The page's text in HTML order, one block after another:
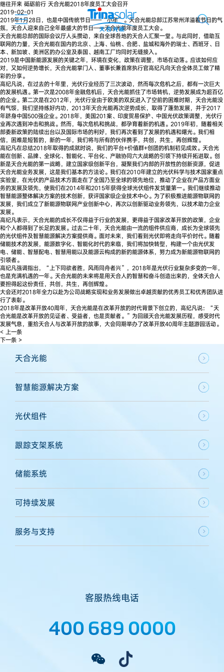
继往开来 砥砺前行 天合光能2018年度员工大会召开
2019-02-01
2019年1月28日，也是中国传统节日——“小年”。天合光能总部江苏常州洋溢着节日的气
氛，天合人迎来自己全年最盛大的节日——天合光能年度员工大会。
天合光能总部的国际会议厅人头攒动，来自全球各地的天合人汇聚一堂。与此同时，借助互
联网的力量，天合光能在国内的北京、上海、仙桃、合肥、盐城和海外的瑞士、西班牙、日
本、新加坡、美洲区的办公室及泰国、越南工厂均同时无缝接入。
2019是中国新能源发展的关键之年，环境在变化，政策在调整，市场在动荡。应该如何应
对，又如何逆势增长，天合光能掌门人、董事长兼首席执行官高纪凡向天合全体员工做了精
彩的分享。
高纪凡说，在过去的十年里，光伏行业经历了三次波动，然而每次危机之后，都有一次巨大
的发展机遇。第一次是2008年金融危机后，天合光能抓住了市场转机，逆势发展成为超百亿
的企业。第二次是在2012年，光伏行业由于欧美的双反进入了空前的困难时期，天合光能没
有气馁，我们坚持练好内功，2013年天合光能再次逆势成长，取得了蓬勃发展，并于2017
年跻身中国500强企业。2018年，美国201案、印度贸易保护、中国光伏政策调整，光伏行
业再次遇到冲击和挑战。然而，每次危机和挑战，都孕育着新的机遇。2019年初，随着相关
部委新政策的陆续出台以及国际市场的利好，我们再次看到了发展的机遇和曙光。我们相
信，困难是短暂的，新的一年，我们将与所有的伙伴携手，共创，共生，再创辉煌。
高纪凡在总结2018年取得的成就时说，我们的平台+价值群+创团的机制初见成效。天合光
能在创新、品牌、全球化、智能化、平台化、产融协同六大战略的引领下持续开拓进取。创
新是天合光能的第一战略，建立国家级创新平台，凝聚我们内部的开放性的创新资源，促进
天合光能业务发展，这是我们基本的方法论。我们在2010年建立的光伏科学与技术国家重点
实验室，在光伏的产品技术方面走在了全国乃至全球的领先地位，推动了企业在产品方面业
务的发展及领先，使我们在2014年和2015年获得全球光伏组件发货量第一。我们继续推动
智慧能源整体解决方案的技术创新，获评国家级企业技术中心。为了积极推进能源物联网的
发展，我们成立了新能源物联网产业创新中心，再次以创新驱动业务领先，以技术助力企业
发展。
高纪凡表示，天合光能的成长不仅得益于行业的发展，更得益于国家改革开放的政策，企业
和个人都得到了长足的发展。过去二十年，天合光能由一流的组件供应商，成长为全球领先
的光伏组件及智慧能源解决方案提供商。面对未来，我们看到光伏即将走向平价时代。随着
储能技术的发展，能源数字化、智能化时代的来临，我们将加快转型，构建一个由光伏发
电、储能、智慧配电、智慧用能以及能源云构成的新的能源体系，努力成为新能源物联网的
引领者。
高纪凡强调指出，“上下同欲者胜，风雨同舟者兴”，2018年是光伏行业复杂多变的一年，
也是充满机遇的一年。天合光能的未来将是用天合人的智慧和奋斗创造出来的，全体天合人
要担得起这份责任，共创，共生，再创辉煌。
大会还对2018年全力以赴为公司战略实现和业务发展做出卓越贡献的优秀员工和优秀团队进
行了表彰。
2018年是改革开放40周年，天合光能是在改革开放的时代背景下创立的，高纪凡说：“天
合光能是改革开放的见证者、受益者，也是贡献者。”为回顾天合光能发展历程，感受时代
发展气息，重拾天合人与改革开放的故事，大会同期举办了改革开放40周年主题游园活动。
< 上一条
下一条 >
天合光能
智慧能源解决方案
光伏组件
跟踪支架系统
储能系统
可持续发展
服务与支持
客服热线电话
400 689 0000